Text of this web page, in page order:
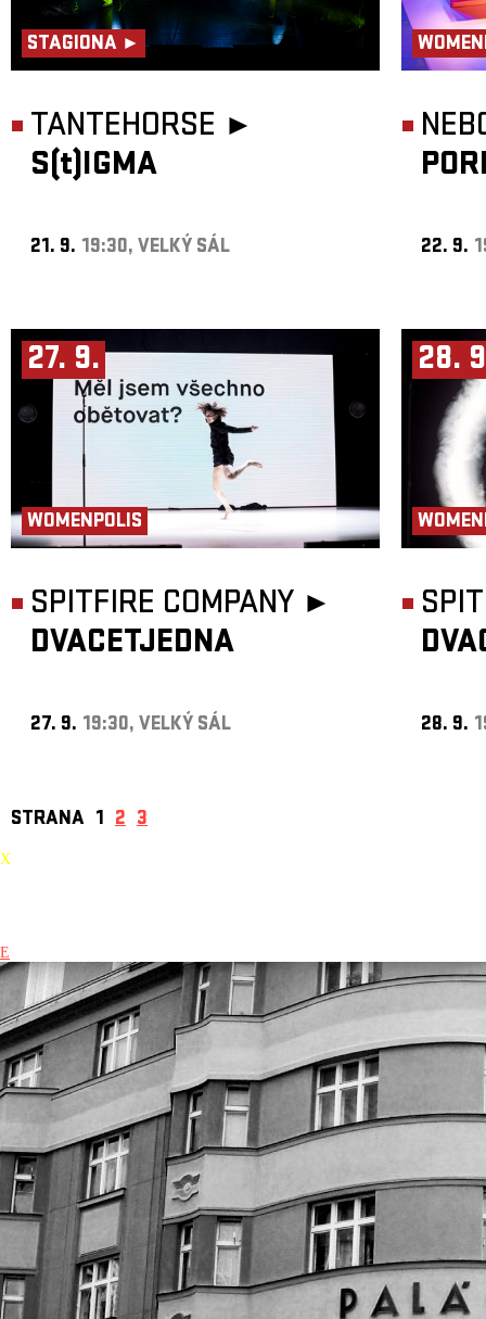
STAGIONA ►
TANTEHORSE ►
S(t)IGMA
21. 9. 19:30, VELKÝ SÁL 22. 9.
27. 9.
WOMENPOLIS
SPITFIRE COMPANY ►
DVACETJEDNA
27. 9. 19:30, VELKÝ SÁL
28.
28. 9.
STRANA 1 2 3
X
E